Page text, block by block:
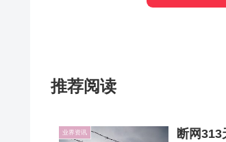
推荐阅读
业界资讯 断网313